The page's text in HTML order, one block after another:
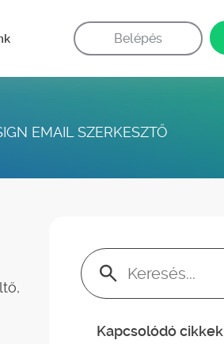
Belépés
EMAIL SZERKESZTŐ
Keresés:
Kapcsolódó cikkek